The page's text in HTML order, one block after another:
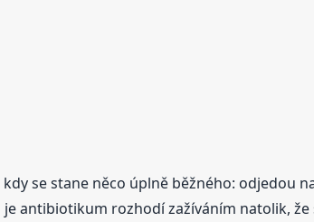
se stane něco úplně běžného: odjedou
antibiotikum rozhodí zažíváním natolik, že